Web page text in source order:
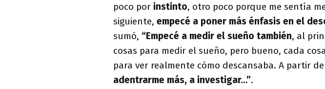
poco por instinto, otro poco porque me sentía
siguiente, empecé a poner más énfasis en el
sumó, “Empecé a medir el sueño también, al
cosas para medir el sueño, pero bueno, cada
para ver realmente cómo descansaba. A partir
adentrarme más, a investigar…”.